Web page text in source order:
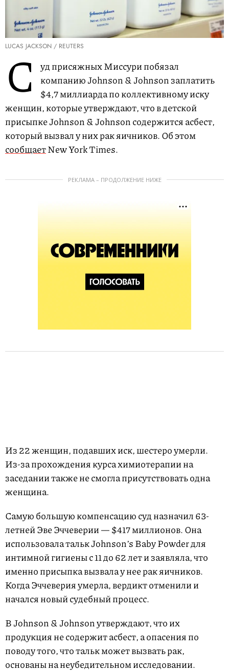
LUCAS JACKSON / REUTERS
С
уд присяжных Миссури побязал
компанию Johnson & Johnson заплатить
$4,7 миллиарда по коллективному иску
женщин, которые утверждают, что в детской
присыпке Johnson & Johnson содержится асбест,
который вызвал у них рак яичников. Об этом
сообщаетNew York Times.
РЕКЛАМА – ПРОДОЛЖЕНИЕ НИЖЕ
Из 22 женщин, подавших иск, шестеро умерли.
Из-за прохождения курса химиотерапии на
заседании также не смогла присутствовать одна
женщина.
Самую большую компенсацию суд назначил 63-
летней Эве Эччеверии — $417 миллионов. Она
использовала тальк Johnsonʼs Baby Powder для
интимной гигиены с 11 до 62 лет и заявляла, что
именно присыпка вызвала у нее рак яичников.
Когда Эччеверия умерла, вердикт отменили и
начался новый судебный процесс.
В Johnson & Johnson утверждают, что их
продукция не содержит асбест, а опасения по
поводу того, что тальк может вызвать рак,
основаны на неубедительном исследовании.